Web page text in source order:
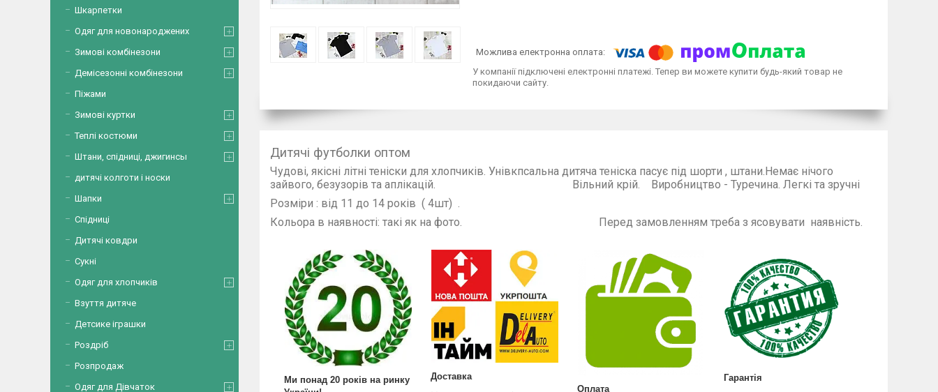
У компанії підключені електронні платежі. Тепер ви можете купити будь-який товар не
покидаючи сайту.
Дитячі футболки оптом
Чудові, якісні літні теніски для хлопчиків. Унівкпсальна дитяча теніска пасує під шорти , штани.Немає нічого
зайвого, безузорів та аплікацій. Вільний крій. Виробництво - Туречина. Легкі та зручні
Розміри : від 11 до 14 років ( 4шт) .
Кольора в наявності: такі як на фото. Перед замовленням треба з ясовувати наявність.
Ми понад 20 років на ринку
Доставка
Оплата
Гарантія
Шкарпетки
Одяг для новонароджених
Зимові комбінезони
Демісезонні комбінезони
Піжами
Зимові куртки
Теплі костюми
Штани, спідниці, джигинсы
дитячі колготи і носки
Шапки
Спідниці
Дитячі ковдри
Сукні
Одяг для хлопчиків
Взуття дитяче
Детсике іграшки
Роздріб
Розпродаж
Одяг для Дівчаток